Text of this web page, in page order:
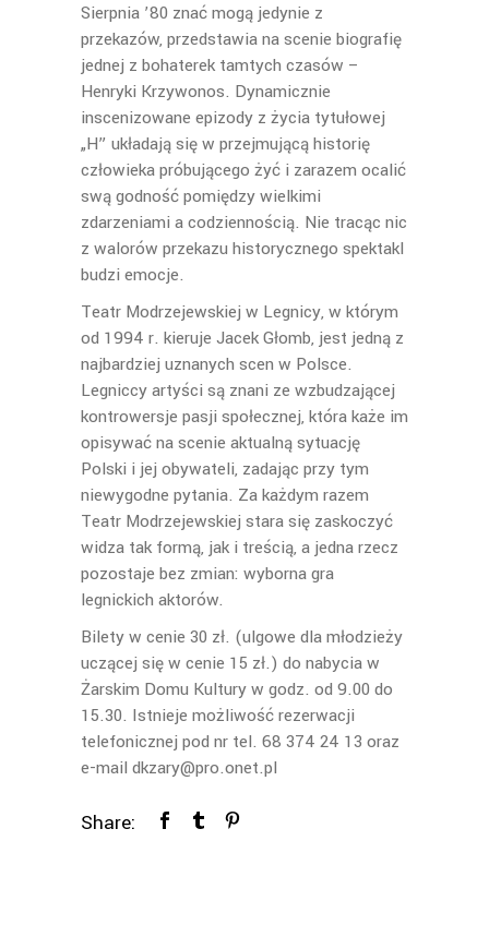
Sierpnia ’80 znać mogą jedynie z
przekazów, przedstawia na scenie biografię
jednej z bohaterek tamtych czasów –
Henryki Krzywonos. Dynamicznie
inscenizowane epizody z życia tytułowej
„H” układają się w przejmującą historię
człowieka próbującego żyć i zarazem ocalić
swą godność pomiędzy wielkimi
zdarzeniami a codziennością. Nie tracąc nic
z walorów przekazu historycznego spektakl
budzi emocje.
Teatr Modrzejewskiej w Legnicy, w którym
od 1994 r. kieruje Jacek Głomb, jest jedną z
najbardziej uznanych scen w Polsce.
Legniccy artyści są znani ze wzbudzającej
kontrowersje pasji społecznej, która każe im
opisywać na scenie aktualną sytuację
Polski i jej obywateli, zadając przy tym
niewygodne pytania. Za każdym razem
Teatr Modrzejewskiej stara się zaskoczyć
widza tak formą, jak i treścią, a jedna rzecz
pozostaje bez zmian: wyborna gra
legnickich aktorów.
Bilety w cenie 30 zł. (ulgowe dla młodzieży
uczącej się w cenie 15 zł.) do nabycia w
Żarskim Domu Kultury w godz. od 9.00 do
15.30. Istnieje możliwość rezerwacji
telefonicznej pod nr tel. 68 374 24 13 oraz
e-mail dkzary@pro.onet.pl
Share: